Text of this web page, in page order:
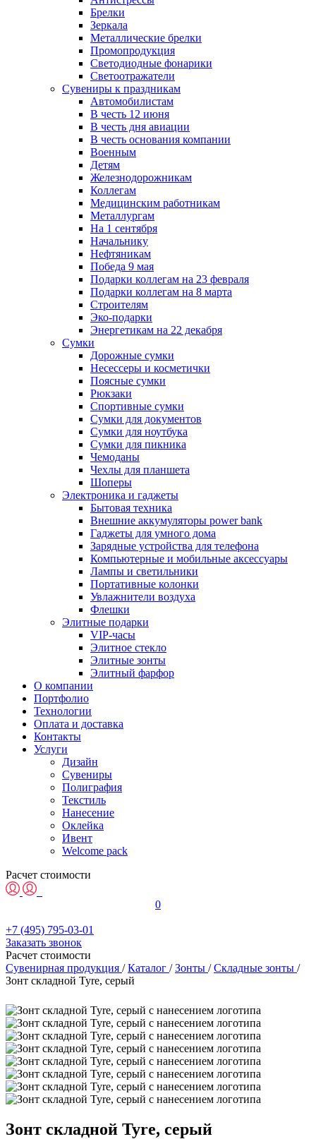
Брелки
Зеркала
Металлические брелки
Промопродукция
Светодиодные фонарики
Светоотражатели
Сувениры к праздникам
Автомобилистам
В честь 12 июня
В честь дня авиации
В честь основания компании
Военным
Детям
Железнодорожникам
Коллегам
Медицинским работникам
Металлургам
На 1 сентября
Начальнику
Нефтяникам
Победа 9 мая
Подарки коллегам на 23 февраля
Подарки коллегам на 8 марта
Строителям
Эко-подарки
Энергетикам на 22 декабря
Сумки
Дорожные сумки
Несессеры и косметички
Поясные сумки
Рюкзаки
Спортивные сумки
Сумки для документов
Сумки для ноутбука
Сумки для пикника
Чемоданы
Чехлы для планшета
Шоперы
Электроника и гаджеты
Бытовая техника
Внешние аккумуляторы power bank
Гаджеты для умного дома
Зарядные устройства для телефона
Компьютерные и мобильные аксессуары
Лампы и светильники
Портативные колонки
Увлажнители воздуха
Флешки
Элитные подарки
VIP-часы
Элитное стекло
Элитные зонты
Элитный фарфор
О компании
Портфолио
Технологии
Оплата и доставка
Контакты
Услуги
Дизайн
Сувениры
Полиграфия
Текстиль
Нанесение
Оклейка
Ивент
Welcome pack
Расчет стоимости
0
+7 (495) 795-03-01
Заказать звонок
Расчет стоимости
Сувенирная продукция / Каталог / Зонты / Складные зонты /
Зонт складной Tyre, серый
Зонт складной Tyre, серый